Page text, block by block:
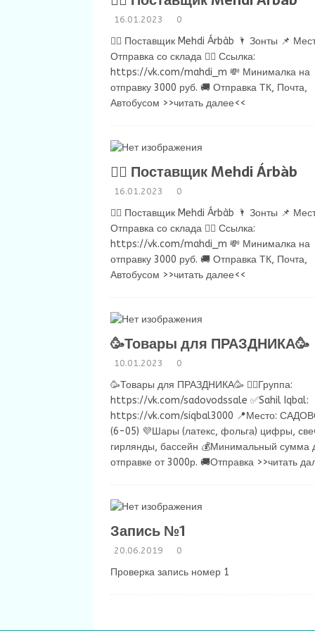
16.01.2023 0
💁‍♂ Поставщик Mehdi Árbàb 🌂 Зонты 📌
Отправка со склада 👉🏻 Ссылка:
https://vk.com/mahdi_m 💸 Минималка на
отправку 3000 руб. 🚚 Отправка ТК, Почта,
Автобусом >>читать далее<<
💁‍♂ Поставщик Mehdi Árbàb
16.01.2023 0
💁‍♂ Поставщик Mehdi Árbàb 🌂 Зонты 📌
Отправка со склада 👉🏻 Ссылка:
https://vk.com/mahdi_m 💸 Минималка на
отправку 3000 руб. 🚚 Отправка ТК, Почта,
Автобусом >>читать далее<<
🥳Товары для ПРАЗДНИКА🥳
10.01.2023 0
🥳Товары для ПРАЗДНИКА🥳 👉🏻Группа:
https://vk.com/sadovodssale ✅Sahil Iqbal:
https://vk.com/siqbal3000 📍Место:
(6-05) 💜Шары (латекс, фольга) цифры,
гирлянды, бассейн 💰Минимальный сумма
отправке от 3000р. 🚚Отправка >>читать
Запись №1
20.06.2019 0
Проверка запись номер 1